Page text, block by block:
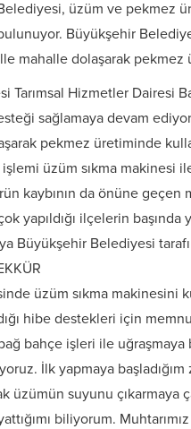
üzüm ve pekmez
Büyükşehir
mahalle dolaşarak
Tarımsal Hizmetler Dairesi
sağlamaya devam
pekmez üretiminde
üzüm sıkma makinesi
kaybının da önüne
yapıldığı ilçelerin
Büyükşehir Belediyesi
üzüm sıkma
hibe destekleri için
bahçe işleri ile uğraşmaya
İlk yapmaya
üzümün suyunu çıkarmaya
biliyorum.